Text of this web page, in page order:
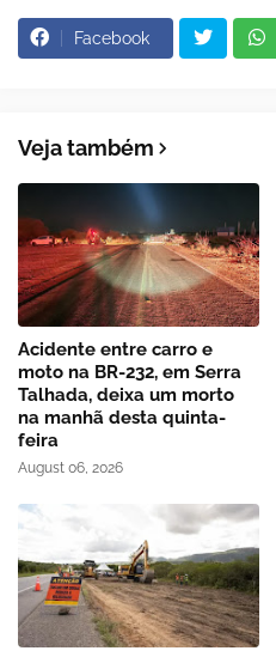
Facebook
Veja também
Acidente entre carro e
moto na BR-232, em Serra
Talhada, deixa um morto
na manhã desta quinta-
feira
August 06, 2026